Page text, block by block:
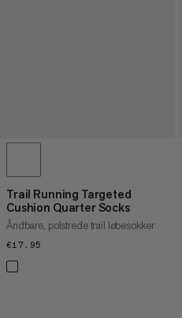
Trail Running Targeted
Cushion Quarter Socks
Åndbare, polstrede trail løbesokker
€17.95